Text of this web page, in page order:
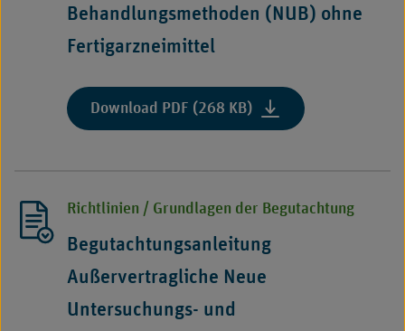
Behandlungsmethoden (NUB) ohne
Fertigarzneimittel
Download PDF (268 KB):
und
Behandlungsmethoden
ohne
Begutachtungsanleitung
Außervertragliche Neue
Untersuchungs- und
Richtlinien / Grundlagen der Begutachtung